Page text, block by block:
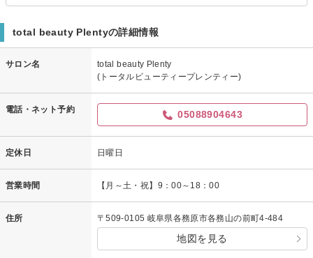
total beauty Plentyの詳細情報
サロン名
total beauty Plenty
(トータルビューティープレンティー)
電話・ネット予約 05088904643
定休日 日曜日
営業時間 【月～土・祝】9：00～18：00
住所 〒509-0105 岐阜県各務原市各務山の前町4-484
地図を見る